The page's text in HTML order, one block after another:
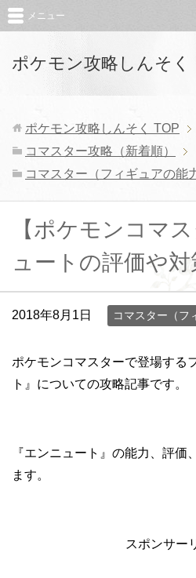
ポケモン攻略しんそく
メニュー
ポケモン攻略しんそく TOP
コマスター攻略（新着順）
コマスター（フィギュアの能
【ポケモンコマ
ュートの評価や
2018年8月1日 コマスター（フ
ポケモンコマスターで登場する
ト』についての攻略記事です。
『エンニュート』の能力、評価
ます。
スポンサー